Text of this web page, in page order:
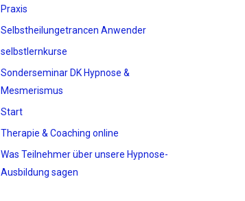
Praxis
Selbstheilungetrancen Anwender
selbstlernkurse
Sonderseminar DK Hypnose &
Mesmerismus
Start
Therapie & Coaching online
Was Teilnehmer über unsere Hypnose-
Ausbildung sagen